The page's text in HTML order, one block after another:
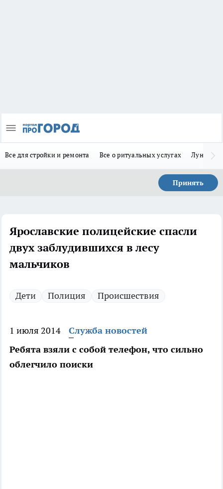
Все для стройки и ремонта Все о ритуальных услугах Лунно-
Принять
Ярославские полицейские спасли
двух заблудившихся в лесу
мальчиков
Дети Полиция Происшествия
1 июля 2014
Служба новостей
Ребята взяли с собой телефон, что сильно
облегчило поиски